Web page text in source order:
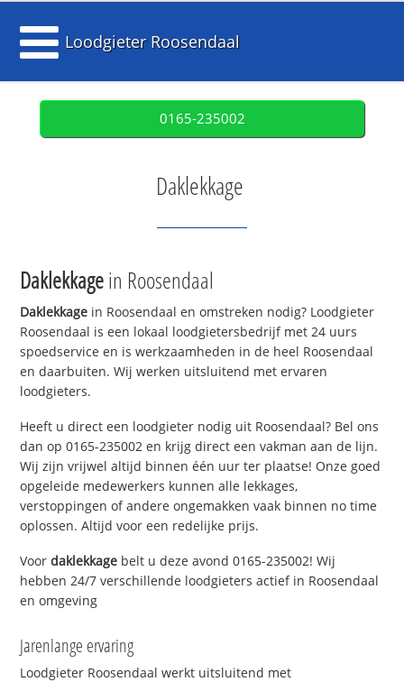
Loodgieter Roosendaal
0165-235002
Daklekkage
Daklekkagein Roosendaal
Daklekkage in Roosendaal en omstreken nodig? Loodgieter
Roosendaal is een lokaal loodgietersbedrijf met 24 uurs
spoedservice en is werkzaamheden in de heel Roosendaal
en daarbuiten. Wij werken uitsluitend met ervaren
loodgieters.
Heeft u direct een loodgieter nodig uit Roosendaal? Bel ons
dan op 0165-235002 en krijg direct een vakman aan de lijn.
Wij zijn vrijwel altijd binnen één uur ter plaatse! Onze goed
opgeleide medewerkers kunnen alle lekkages,
verstoppingen of andere ongemakken vaak binnen no time
oplossen. Altijd voor een redelijke prijs.
Voordaklekkage belt u deze avond 0165-235002! Wij
hebben 24/7 verschillende loodgieters actief in Roosendaal
en omgeving
Jarenlange ervaring
Loodgieter Roosendaal werkt uitsluitend met